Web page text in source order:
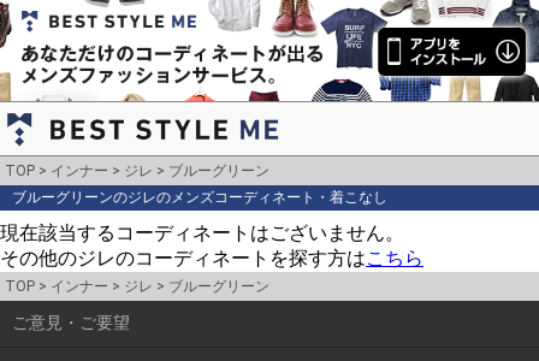
TOP インナー ジレ
ブルーグリーン
ブルーグリーンのジレのメンズコーディネート・着こなし
現在該当するコーディネートはございません。
その他のジレのコーディネートを探す方はこちら
TOP インナー ジレ ブルーグリーン
ご意見・ご要望